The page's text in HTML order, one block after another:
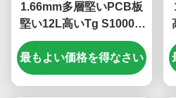
1.66mm多層堅いPCB板
堅い12L高いTg S1000-2
ENIG 2u」
最もよい価格を得なさい